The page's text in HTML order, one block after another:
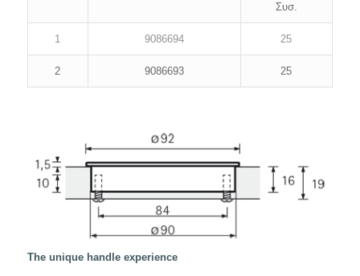
Συσ.
1 9086694 25
2 9086693 25
The unique handle experience